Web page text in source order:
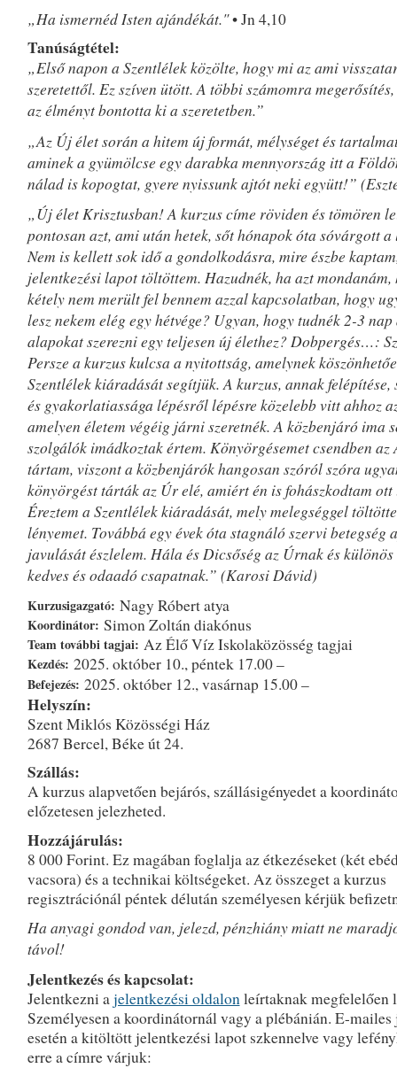
„Ha ismernéd Isten ajándékát."• Jn 4,10
Tanúságtétel:
„Első napon a Szentlélek közölte, hogy mi az ami
szeretettől. Ez szíven ütött. A többi számomra
az élményt bontotta ki a szeretetben.”
„Az Új élet során a hitem új formát, mélységet és
aminek a gyümölcse egy darabka mennyország itt a
nálad is kopogtat, gyere nyissunk ajtót neki együtt!”
„Új élet Krisztusban! A kurzus címe röviden és tömören
pontosan azt, ami után hetek, sőt hónapok óta sóvárgott a
Nem is kellett sok idő a gondolkodásra, mire észbe
jelentkezési lapot töltöttem. Hazudnék, ha azt mondanám,
kétely nem merült fel bennem azzal kapcsolatban, hogy
lesz nekem elég egy hétvége? Ugyan, hogy tudnék 2-3
alapokat szerezni egy teljesen új élethez? Dobpergés…:
Persze a kurzus kulcsa a nyitottság, amelynek
Szentlélek kiáradását segítjük. A kurzus, annak felépítése,
és gyakorlatiassága lépésről lépésre közelebb vitt ahhoz
amelyen életem végéig járni szeretnék. A közbenjáró ima
szolgálók imádkoztak értem. Könyörgésemet csendben az
tártam, viszont a közbenjárók hangosan szóról szóra
könyörgést tárták az Úr elé, amiért én is fohászkodtam
Éreztem a Szentlélek kiáradását, mely melegséggel
lényemet. Továbbá egy évek óta stagnáló szervi betegség
javulását észlelem. Hála és Dicsőség az Úrnak és
kedves és odaadó csapatnak.” (Karosi Dávid)
Kurzusigazgató: Nagy Róbert atya
Koordinátor: Simon Zoltán diakónus
Team további tagjai: Az Élő Víz Iskolaközösség tagjai
Kezdés: 2025. október 10., péntek 17.00 –
Befejezés: 2025. október 12., vasárnap 15.00 –
Helyszín:
Szent Miklós Közösségi Ház
2687 Bercel, Béke út 24.
Szállás:
A kurzus alapvetően bejárós, szállásigényedet a
előzetesen jelezheted.
Hozzájárulás:
8 000 Forint. Ez magában foglalja az étkezéseket (két
vacsora) és a technikai költségeket. Az összeget a kurzus
regisztrációnál péntek délután személyesen kérjük
Ha anyagi gondod van, jelezd, pénzhiány miatt ne
távol!
Jelentkezés és kapcsolat:
Jelentkezni a jelentkezési oldalon leírtaknak megfelelően
Személyesen a koordinátornál vagy a plébánián. E-mailes
esetén a kitöltött jelentkezési lapot szkennelve vagy
erre a címre várjuk: